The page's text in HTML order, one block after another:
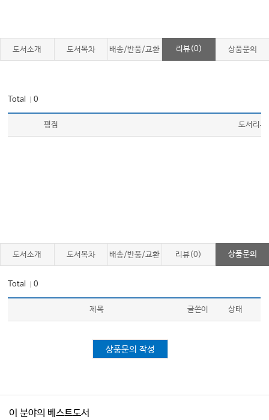
도서소개 도서목차 배송/반품/교환 리뷰(0) 상품문의
Total ｜0
평점 도서리뷰
도서소개 도서목차 배송/반품/교환 리뷰(0) 상품문의
Total ｜0
제목 글쓴이 상태
상품문의 작성
이 분야의 베스트도서